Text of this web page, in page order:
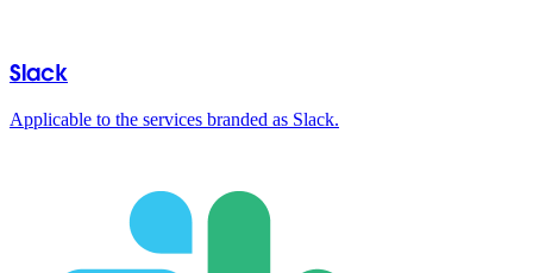
Slack
Applicable to the services branded as Slack.